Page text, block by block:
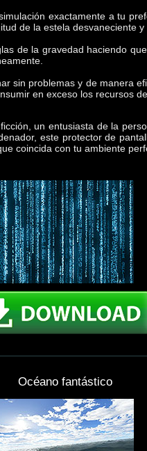
exactamente a tu
de la estela desvaneciente
de la gravedad haciendo
sin problemas y de manera
en exceso los recursos de
un entusiasta de la
este protector de
coincida con tu ambiente
Océano fantástico